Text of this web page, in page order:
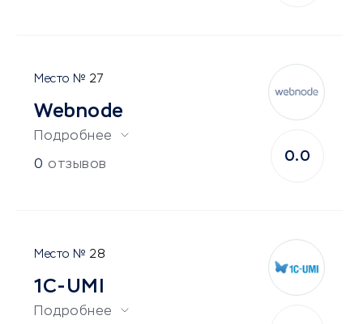
27
Webnode
Подробнее
0 отзывов
0.0
28
1С-UMI
Подробнее